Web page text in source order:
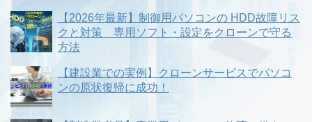
【2026年最新】制御用パソコンの HDD故障リス
クと対策 専用ソフト・設定をクローンで守る
方法
【建設業での実例】クローンサービスでパソコ
ンの原状復帰に成功！